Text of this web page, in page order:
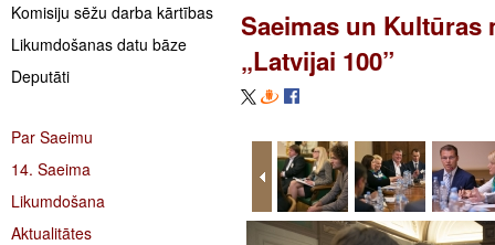
Komisiju sēžu darba kārtības
Likumdošanas datu bāze
Deputāti
Par Saeimu
14. Saeima
Likumdošana
Aktualitātes
Saeimas un
„Latvijai 100”